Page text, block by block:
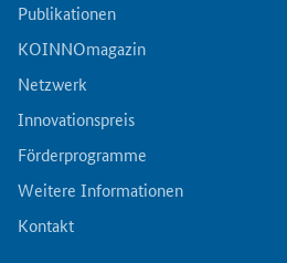
Publikationen
KOINNOmagazin
Netzwerk
Innovationspreis
Förderprogramme
Weitere Informationen
Kontakt